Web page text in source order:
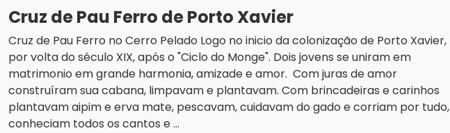
Cruz de Pau Ferro de Porto Xavier
Cruz de Pau Ferro no Cerro Pelado Logo no inicio da colonização de Porto Xavier,
por volta do século XIX, após o "Ciclo do Monge". Dois jovens se uniram em
matrimonio em grande harmonia, amizade e amor. Com juras de amor
construíram sua cabana, limpavam e plantavam. Com brincadeiras e carinhos
plantavam aipim e erva mate, pescavam, cuidavam do gado e corriam por tudo,
conheciam todos os cantos e ...